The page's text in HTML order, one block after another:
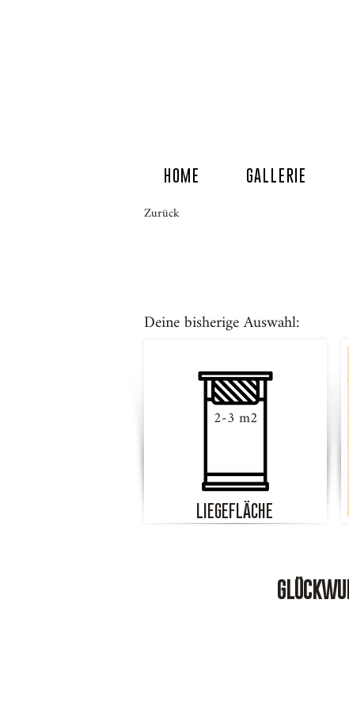
HOME GALLERIE
Zurück
Deine bisherige Auswahl:
2-3 m2
LIEGEFLÄCHE